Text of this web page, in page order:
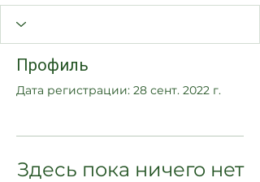
Профиль
Дата регистрации: 28 сент. 2022 г.
Здесь пока ничего нет